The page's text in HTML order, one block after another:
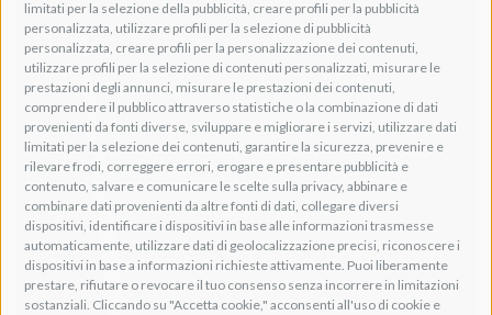
limitati per la selezione della pubblicità, creare profili per la pubblicità
personalizzata, utilizzare profili per la selezione di pubblicità
personalizzata, creare profili per la personalizzazione dei contenuti,
utilizzare profili per la selezione di contenuti personalizzati, misurare le
prestazioni degli annunci, misurare le prestazioni dei contenuti,
comprendere il pubblico attraverso statistiche o la combinazione di dati
provenienti da fonti diverse, sviluppare e migliorare i servizi, utilizzare dati
limitati per la selezione dei contenuti, garantire la sicurezza, prevenire e
rilevare frodi, correggere errori, erogare e presentare pubblicità e
contenuto, salvare e comunicare le scelte sulla privacy, abbinare e
combinare dati provenienti da altre fonti di dati, collegare diversi
dispositivi, identificare i dispositivi in base alle informazioni trasmesse
automaticamente, utilizzare dati di geolocalizzazione precisi, riconoscere i
dispositivi in base a informazioni richieste attivamente. Puoi liberamente
prestare, rifiutare o revocare il tuo consenso senza incorrere in limitazioni
sostanziali. Cliccando su "Accetta cookie," acconsenti all'uso di cookie e